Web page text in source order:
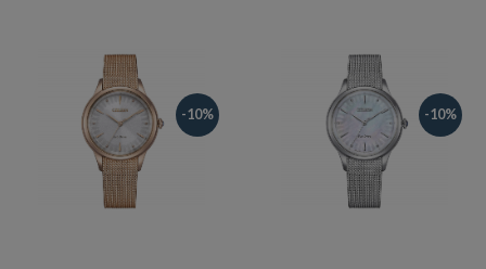
-10% -10%